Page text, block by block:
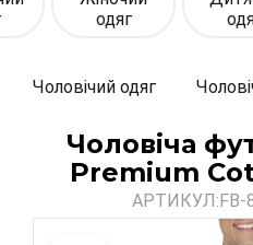
одяг
Чоловічий одяг
Чоловіча
Premium
АРТИКУЛ:FB-